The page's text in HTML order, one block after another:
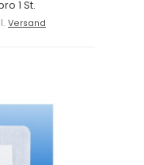
1 St.
Versand